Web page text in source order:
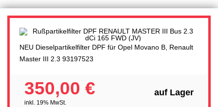
NEU Dieselpartikelfilter DPF für Opel Movano B, Renault
Master III 2.3 93197523
350,00 €
inkl. 19% MwSt.
auf Lager